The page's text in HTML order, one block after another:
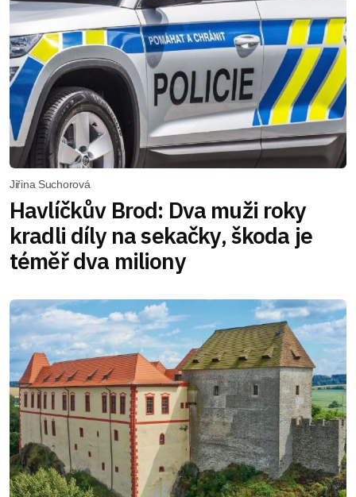
Jiřina Suchorová
Havlíčkův Brod: Dva muži roky
kradli díly na sekačky, škoda je
téměř dva miliony